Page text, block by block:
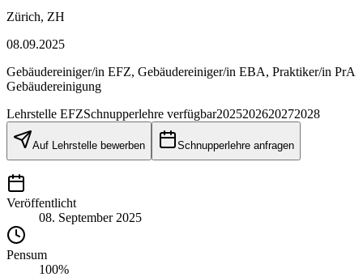
Zürich, ZH
08.09.2025
Gebäudereiniger/in EFZ, Gebäudereiniger/in EBA, Praktiker/in PrA
Gebäudereinigung
Lehrstelle EFZSchnupperlehre verfügbar2025202620272028
Auf Lehrstelle bewerben Schnupperlehre anfragen
Veröffentlicht
08. September 2025
Pensum
100%